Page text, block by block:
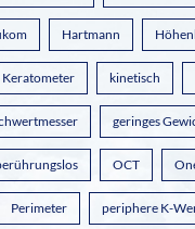
Hartmann
Keratometer kinetisch
geringes
OCT
Perimeter periphere K-